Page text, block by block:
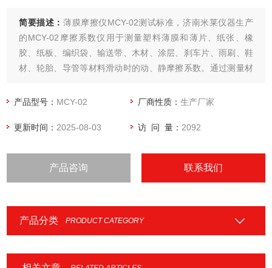
简要描述： 薄膜摩擦仪MCY-02测试标准，济南米莱仪器生产
的MCY-02摩擦系数仪用于测量塑料薄膜和薄片、纸张、橡
胶、纸板、编织袋、输送带、木材、涂层、刹车片、雨刷、鞋
材、轮胎、导管等材料滑动时的动、静摩擦系数。通过测量材
品使用要求。
产品型号： MCY-02 厂商性质：生产厂家
更新时间： 2025-08-03 访 问 量： 2092
产品咨询 联系我们
产品分类 PRODUCT CATEGORY